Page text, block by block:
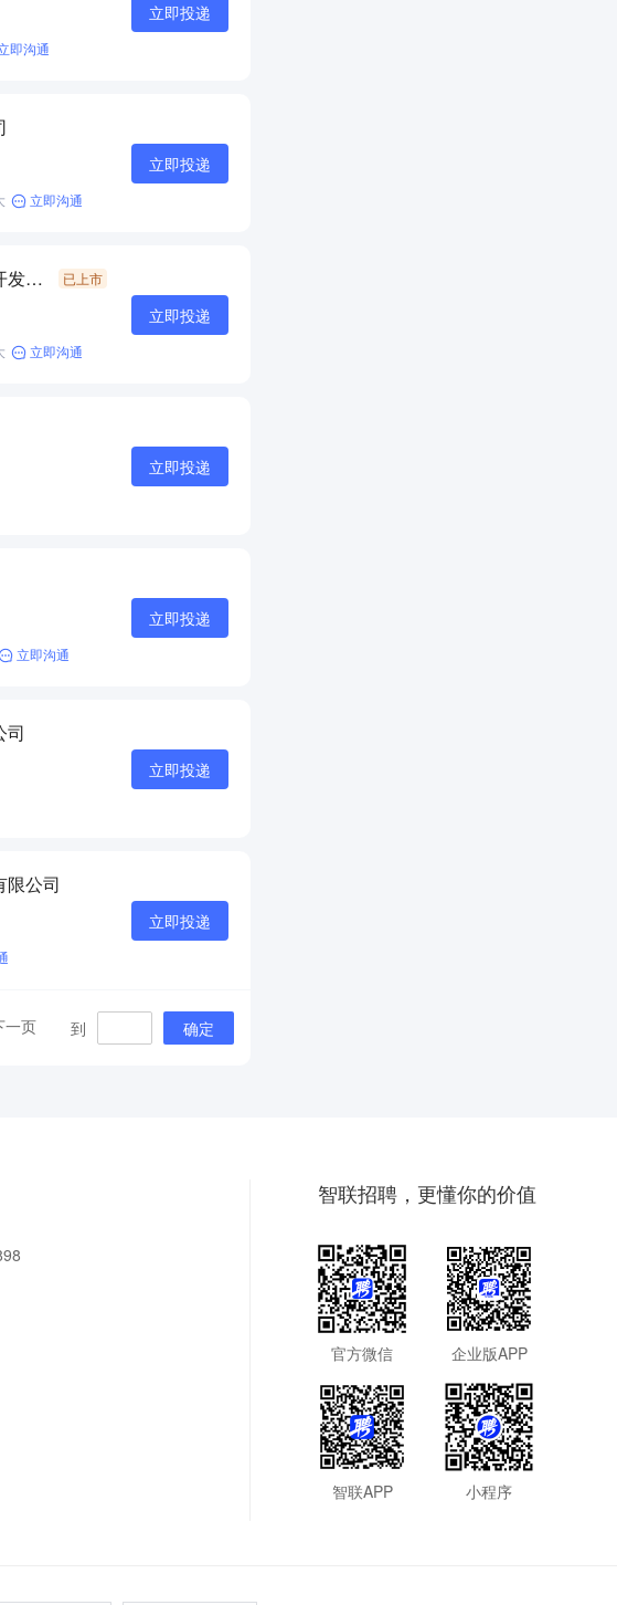
即沟通
立即投递
立即沟通
立即投递
湖南景翌湘台环保高新技术开发有限公司
已上市
立即沟通
立即投递
立即投递
立即沟通
立即投递
司
立即投递
限公司
立即投递
一页 到 确定
智联招聘，更懂你的价值
官方微信 企业版APP
智联APP 小程序